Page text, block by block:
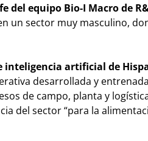
del equipo Bio-I Macro de
un sector muy masculino,
inteligencia artificial de
desarrollada y entrenada
de campo, planta y
del sector “para la